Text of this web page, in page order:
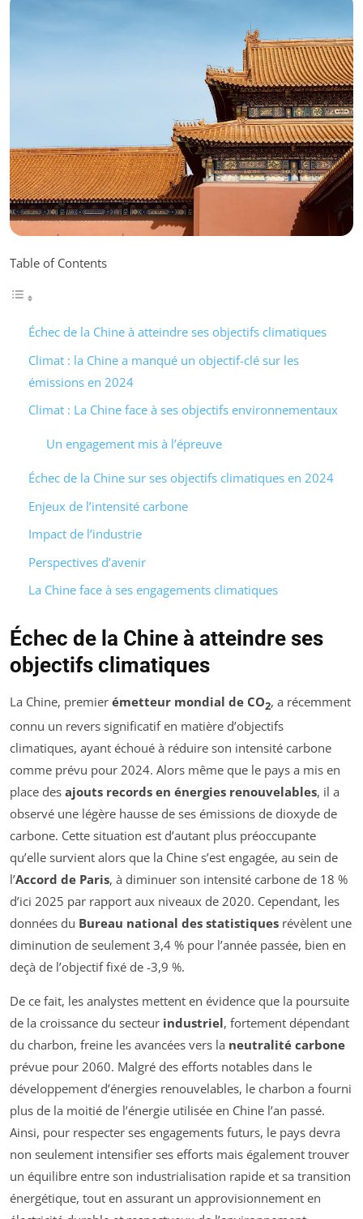
Table of Contents
Échec de la Chine à atteindre ses objectifs climatiques
Climat : la Chine a manqué un objectif-clé sur les
émissions en 2024
Climat : La Chine face à ses objectifs environnementaux
Un engagement mis à l’épreuve
Échec de la Chine sur ses objectifs climatiques en 2024
Enjeux de l’intensité carbone
Impact de l’industrie
Perspectives d’avenir
La Chine face à ses engagements climatiques
Échec de la Chine à atteindre ses
objectifs climatiques
La Chine, premier émetteur mondial de CO2, a récemment
connu un revers significatif en matière d’objectifs
climatiques, ayant échoué à réduire son intensité carbone
comme prévu pour 2024. Alors même que le pays a mis en
place des ajouts records en énergies renouvelables, il a
observé une légère hausse de ses émissions de dioxyde de
carbone. Cette situation est d’autant plus préoccupante
qu’elle survient alors que la Chine s’est engagée, au sein de
l’Accord de Paris, à diminuer son intensité carbone de 18 %
d’ici 2025 par rapport aux niveaux de 2020. Cependant, les
données du Bureau national des statistiques révèlent une
diminution de seulement 3,4 % pour l’année passée, bien en
deçà de l’objectif fixé de -3,9 %.
De ce fait, les analystes mettent en évidence que la poursuite
de la croissance du secteur industriel, fortement dépendant
du charbon, freine les avancées vers la neutralité carbone
prévue pour 2060. Malgré des efforts notables dans le
développement d’énergies renouvelables, le charbon a fourni
plus de la moitié de l’énergie utilisée en Chine l’an passé.
Ainsi, pour respecter ses engagements futurs, le pays devra
non seulement intensifier ses efforts mais également trouver
un équilibre entre son industrialisation rapide et sa transition
énergétique, tout en assurant un approvisionnement en